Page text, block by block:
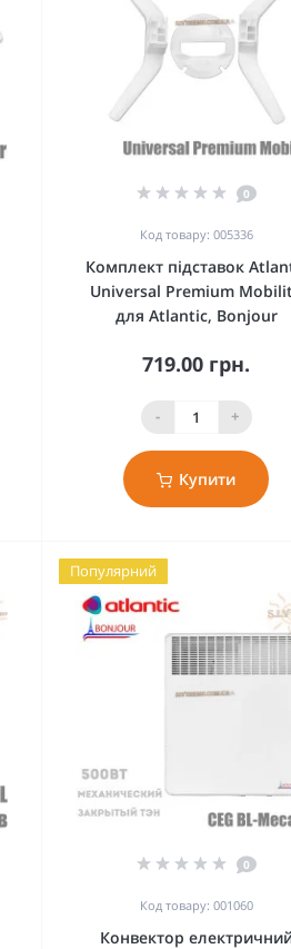
0
Код товару: 005336
Комплект підставок
Universal Premium
для Atlantic, Bonjour
719.00 грн.
- +
Купити
Популярний
0
Код товару: 001060
Конвектор